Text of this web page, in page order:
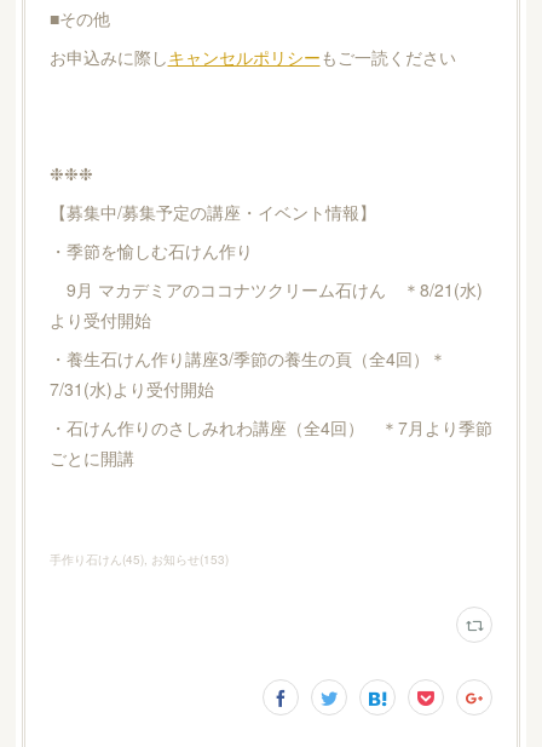
■その他
お申込みに際しキャンセルポリシーもご一読ください
❉❉❉
【募集中/募集予定の講座・イベント情報】
・季節を愉しむ石けん作り
9月 マカデミアのココナツクリーム石けん ＊8/21(水)
より受付開始
・養生石けん作り講座3/季節の養生の頁（全4回）＊
7/31(水)より受付開始
・石けん作りのさしみれわ講座（全4回） ＊7月より季節
ごとに開講
手作り石けん(45) お知らせ(153)